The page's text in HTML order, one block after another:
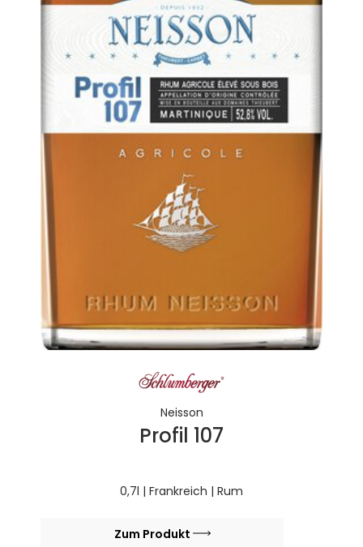
Neisson
Profil 107
0,7l | Frankreich | Rum
Zum Produkt